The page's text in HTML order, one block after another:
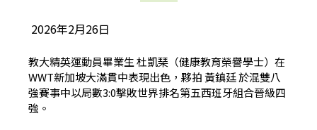
2026年2月26日
教大精英運動員畢業生 杜凱琹（健康教育榮譽學士）在
WWT新加坡大滿貫中表現出色，夥拍 黃鎮廷 於混雙八
強賽事中以局數3:0擊敗世界排名第五西班牙組合晉級四
強。